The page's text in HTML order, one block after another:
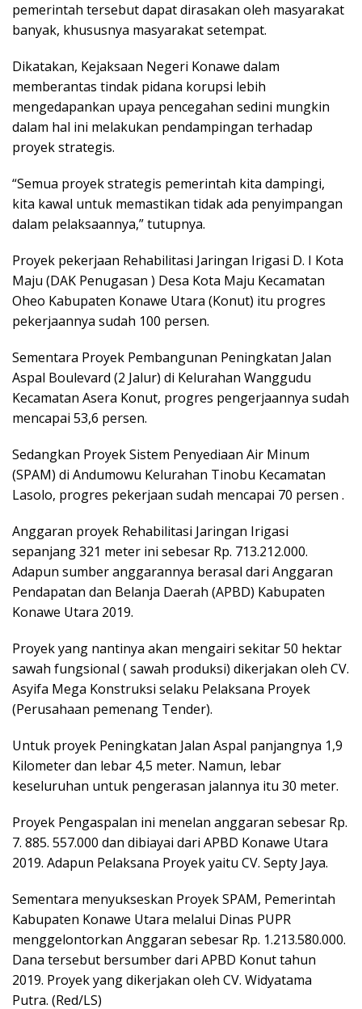
pemerintah tersebut dapat dirasakan oleh masyarakat
banyak, khususnya masyarakat setempat.
Dikatakan, Kejaksaan Negeri Konawe dalam
memberantas tindak pidana korupsi lebih
mengedapankan upaya pencegahan sedini mungkin
dalam hal ini melakukan pendampingan terhadap
proyek strategis.
“Semua proyek strategis pemerintah kita dampingi,
kita kawal untuk memastikan tidak ada penyimpangan
dalam pelaksaannya,” tutupnya.
Proyek pekerjaan Rehabilitasi Jaringan Irigasi D. I Kota
Maju (DAK Penugasan ) Desa Kota Maju Kecamatan
Oheo Kabupaten Konawe Utara (Konut) itu progres
pekerjaannya sudah 100 persen.
Sementara Proyek Pembangunan Peningkatan Jalan
Aspal Boulevard (2 Jalur) di Kelurahan Wanggudu
Kecamatan Asera Konut, progres pengerjaannya sudah
mencapai 53,6 persen.
Sedangkan Proyek Sistem Penyediaan Air Minum
(SPAM) di Andumowu Kelurahan Tinobu Kecamatan
Lasolo, progres pekerjaan sudah mencapai 70 persen .
Anggaran proyek Rehabilitasi Jaringan Irigasi
sepanjang 321 meter ini sebesar Rp. 713.212.000.
Adapun sumber anggarannya berasal dari Anggaran
Pendapatan dan Belanja Daerah (APBD) Kabupaten
Konawe Utara 2019.
Proyek yang nantinya akan mengairi sekitar 50 hektar
sawah fungsional ( sawah produksi) dikerjakan oleh CV.
Asyifa Mega Konstruksi selaku Pelaksana Proyek
(Perusahaan pemenang Tender).
Untuk proyek Peningkatan Jalan Aspal panjangnya 1,9
Kilometer dan lebar 4,5 meter. Namun, lebar
keseluruhan untuk pengerasan jalannya itu 30 meter.
Proyek Pengaspalan ini menelan anggaran sebesar Rp.
7. 885. 557.000 dan dibiayai dari APBD Konawe Utara
2019. Adapun Pelaksana Proyek yaitu CV. Septy Jaya.
Sementara menyukseskan Proyek SPAM, Pemerintah
Kabupaten Konawe Utara melalui Dinas PUPR
menggelontorkan Anggaran sebesar Rp. 1.213.580.000.
Dana tersebut bersumber dari APBD Konut tahun
2019. Proyek yang dikerjakan oleh CV. Widyatama
Putra. (Red/LS)